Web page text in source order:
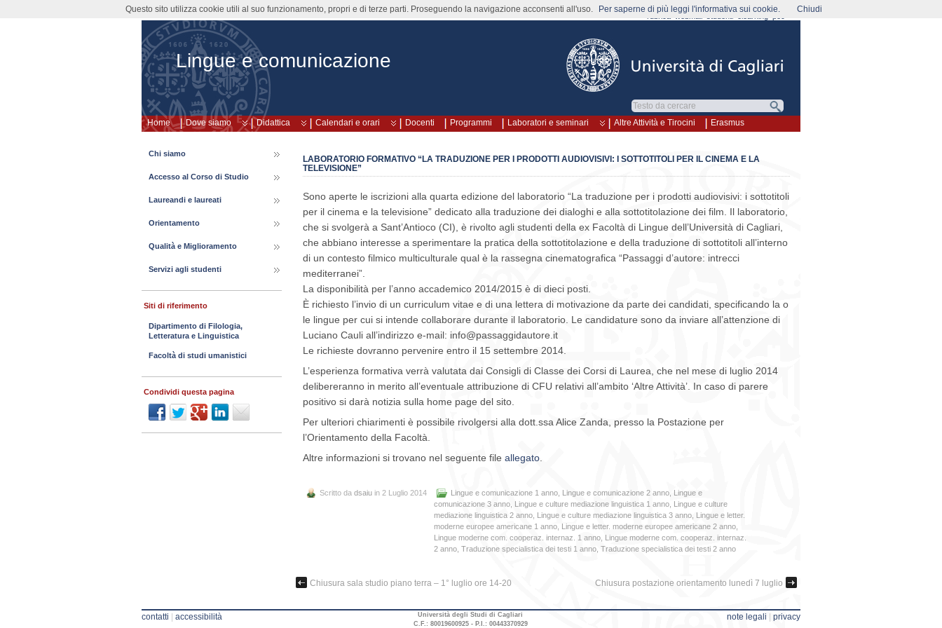
Lingue e comunicazione
Home
rubrica webmail
Dove siamo Didattica Calendari e orari Docenti Programmi Laboratori e seminari Altre Attività e Tirocini Erasmus
LABORATORIO FORMATIVO “LA TRADUZIONE PER I PRODOTTI AUDIOVISIVI: I SOTTOTITOLI PER IL CINEMA E LA
TELEVISIONE”
Sono aperte le iscrizioni alla quarta edizione del laboratorio “La traduzione per i prodotti audiovisivi: i sottotitoli
per il cinema e la televisione” dedicato alla traduzione dei dialoghi e alla sottotitolazione dei film. Il laboratorio,
che si svolgerà a Sant’Antioco (CI), è rivolto agli studenti della ex Facoltà di Lingue dell’Università di Cagliari,
che abbiano interesse a sperimentare la pratica della sottotitolazione e della traduzione di sottotitoli all’interno
di un contesto filmico multiculturale qual è la rassegna cinematografica “Passaggi d’autore: intrecci
mediterranei”.
La disponibilità per l’anno accademico 2014/2015 è di dieci posti.
È richiesto l’invio di un curriculum vitae e di una lettera di motivazione da parte dei candidati, specificando la o
le lingue per cui si intende collaborare durante il laboratorio. Le candidature sono da inviare all’attenzione di
Luciano Cauli all’indirizzo e-mail: info@passaggidautore.it
Le richieste dovranno pervenire entro il 15 settembre 2014.
L’esperienza formativa verrà valutata dai Consigli di Classe dei Corsi di Laurea, che nel mese di luglio 2014
delibereranno in merito all’eventuale attribuzione di CFU relativi all’ambito ‘Altre Attività’. In caso di parere
positivo si darà notizia sulla home page del sito.
Per ulteriori chiarimenti è possibile rivolgersi alla dott.ssa Alice Zanda, presso la Postazione per
l’Orientamento della Facoltà.
Altre informazioni si trovano nel seguente file allegato
Scritto da dsaiu in 2 Luglio 2014 Lingue e comunicazione 1 anno Lingue e comunicazione 2 anno Lingue e
comunicazione 3 anno Lingue e culture mediazione linguistica 1 anno Lingue e culture
mediazione linguistica 2 anno Lingue e culture mediazione linguistica 3 anno Lingue e letter.
moderne europee americane 1 anno Lingue e letter. moderne europee americane 2 anno
Lingue moderne com. cooperaz. internaz. 1 anno Lingue moderne com. cooperaz. internaz.
2 anno Traduzione specialistica dei testi 1 anno Traduzione specialistica dei testi 2 anno
Chiusura sala studio piano terra – 1° luglio ore 14-20 Chiusura postazione orientamento lunedì 7 luglio
Chi siamo
Accesso al Corso di Studio
Laureandi e laureati
Orientamento
Qualità e Miglioramento
Servizi agli studenti
Siti di riferimento
Dipartimento di Filologia,
Letteratura e Linguistica
Facoltà di studi umanistici
Condividi questa pagina
contatti | accessibilità
Università degli Studi di Cagliari
C.F.: 80019600925 - P.I.: 00443370929
note legali | privacy
Questo sito utilizza cookie utili al suo funzionamento, propri e di terze parti. Proseguendo la navigazione acconsenti all'uso. Per saperne di più leggi l'informativa sui cookie. Chiudi